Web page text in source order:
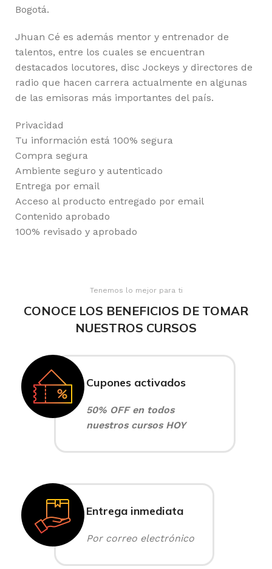
Bogotá.
Jhuan Cé es además mentor y entrenador de
talentos, entre los cuales se encuentran
destacados locutores, disc Jockeys y directores de
radio que hacen carrera actualmente en algunas
de las emisoras más importantes del país.
Privacidad
Tu información está 100% segura
Compra segura
Ambiente seguro y autenticado
Entrega por email
Acceso al producto entregado por email
Contenido aprobado
100% revisado y aprobado
Tenemos lo mejor para ti
CONOCE LOS BENEFICIOS DE TOMAR
NUESTROS CURSOS
Cupones activados
50% OFF en todos
nuestros cursos HOY
Entrega inmediata
Por correo electrónico